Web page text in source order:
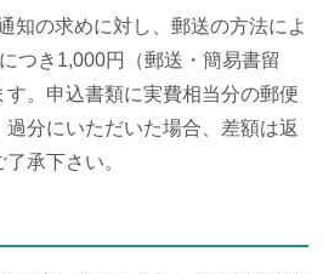
知の求めに対し、郵送の方法によ
つき1,000円（郵送・簡易書留
。申込書類に実費相当分の郵便
分にいただいた場合、差額は返
承下さい。